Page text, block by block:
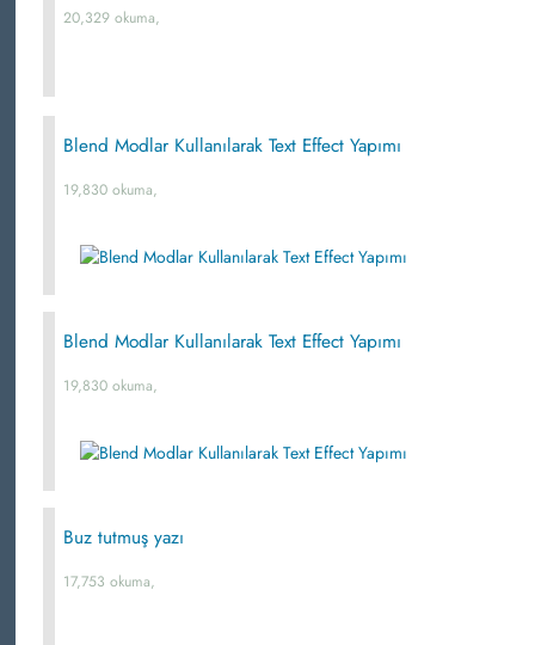
20,329 okuma,
Blend Modlar Kullanılarak Text Effect Yapımı
19,830 okuma,
Blend Modlar Kullanılarak Text Effect Yapımı
19,830 okuma,
Buz tutmuş yazı
17,753 okuma,